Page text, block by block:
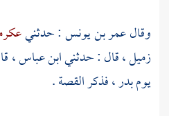
وقالعمر بن يونس: حدثني
زميل ،قال : حدثنيابن عباس ،
يومبدر ،فذكر القصة .